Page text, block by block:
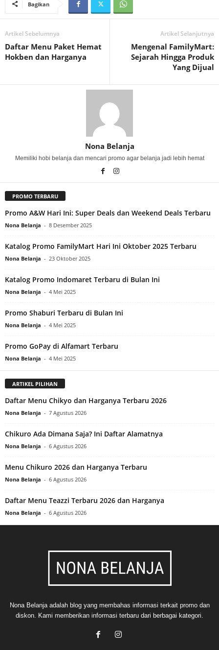
Bagikan
Artikel Sebelumnya
Daftar Menu Paket Hemat
Hokben dan Harganya
Artikel Selanjutnya
Mengenal FamilyMart:
Sejarah Hingga Produk
Yang Dijual
Nona Belanja
Memiliki hobi belanja dan mencari promo agar belanja jadi lebih hemat
PROMO TERBARU
Promo A&W Hari Ini: Super Deals dan Weekend Deals Terbaru
Nona Belanja - 8 Desember 2025
Katalog Promo FamilyMart Hari Ini Oktober 2025 Terbaru
Nona Belanja - 23 Oktober 2025
Katalog Promo Indomaret Terbaru di Bulan Ini
Nona Belanja - 4 Mei 2025
Promo Shaburi Terbaru di Bulan Ini
Nona Belanja - 4 Mei 2025
Promo GoPay di Alfamart Terbaru
Nona Belanja - 4 Mei 2025
ARTIKEL PILIHAN
Daftar Menu Chikyo dan Harganya Terbaru 2026
Nona Belanja - 7 Agustus 2026
Chikuro Ada Dimana Saja? Ini Daftar Alamatnya
Nona Belanja - 6 Agustus 2026
Menu Chikuro 2026 dan Harganya Terbaru
Nona Belanja - 6 Agustus 2026
Daftar Menu Teazzi Terbaru 2026 dan Harganya
Nona Belanja - 6 Agustus 2026
Nona Belanja adalah blog yang membahas informasi terkait promo dan
diskon. Kami memberikan informasi terbaru dari berbagai kategori.